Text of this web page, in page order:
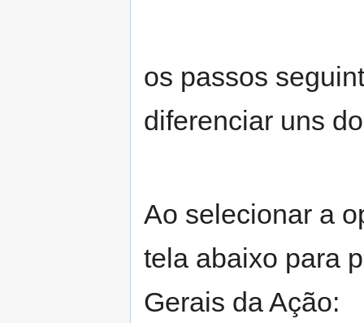
os passos
diferenciar uns
Ao selecionar a
tela abaixo para
Gerais da Ação: